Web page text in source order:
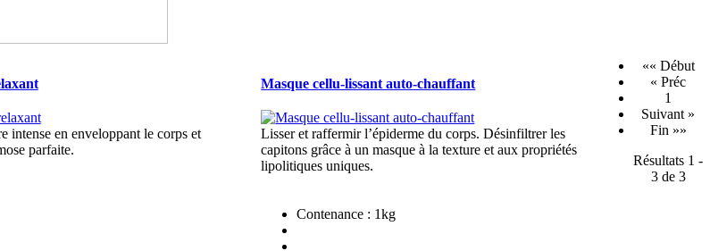
intense en enveloppant le corps et
parfaite.
Masque cellu-lissant auto-chauffant
Lisser et raffermir l’épiderme du corps. Désinfiltrer les
capitons grâce à un masque à la texture et aux propriétés
lipolitiques uniques.
Contenance : 1kg
«« Début
« Préc
1
Suivant »
Fin »»
Résultats 1 -
3 de 3